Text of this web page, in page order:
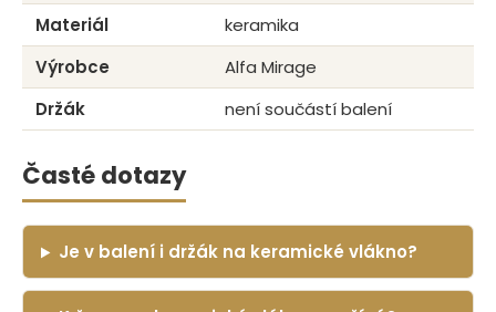
Materiál
keramika
Výrobce
Alfa Mirage
Držák
není součástí balení
Časté dotazy
Je v balení i držák na keramické vlákno?